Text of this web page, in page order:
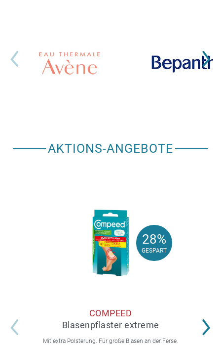
AKTIONS-ANGEBOTE
28%
GESPART
28%
GESPART
COMPEED
Blasenpflaster extreme
Mit extra Polsterung. Für große Blasen an der Ferse.